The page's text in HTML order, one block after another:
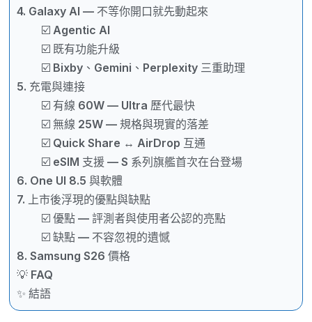
4. Galaxy AI — 不等你開口就先動起來
☑️ Agentic AI
☑️ 既有功能升級
☑️ Bixby、Gemini、Perplexity 三重助理
5. 充電與連接
☑️ 有線 60W — Ultra 歷代最快
☑️ 無線 25W — 規格與現實的落差
☑️ Quick Share ↔ AirDrop 互通
☑️ eSIM 支援 — S 系列旗艦首次在台登場
6. One UI 8.5 與軟體
7. 上市後浮現的優點與缺點
☑️ 優點 — 評測者與使用者公認的亮點
☑️ 缺點 — 不容忽視的遺憾
8. Samsung S26 價格
💡 FAQ
✨ 結語